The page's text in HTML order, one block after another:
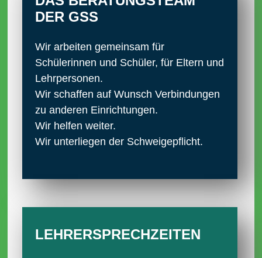
DER GSS
Wir arbeiten gemeinsam für
Schülerinnen und Schüler, für Eltern und
Lehrpersonen.
Wir schaffen auf Wunsch Verbindungen
zu anderen Einrichtungen.
Wir helfen weiter.
Wir unterliegen der Schweigepflicht.
LEHRER­SPRECH­ZEITEN